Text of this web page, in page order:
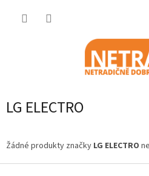
LG ELECTRO
Žádné produkty značky LG ELECTRO
Z